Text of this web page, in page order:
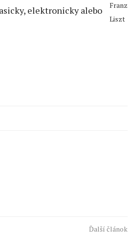
Franz
Liszt
elektronicky alebo
Ďalší článok